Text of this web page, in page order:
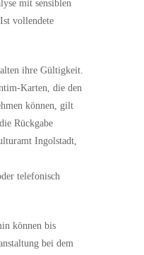
mit sensiblen
vollendete
ihre Gültigkeit.
Karten, die den
können, gilt
Rückgabe
Ingolstadt,
telefonisch
können bis
bei dem